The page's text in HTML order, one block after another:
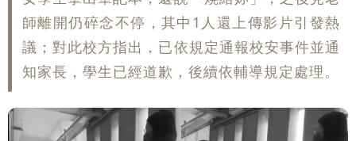
師離開仍碎念不停，其中1人還上傳影片引發熱
議；對此校方指出，已依規定通報校安事件並通
知家長，學生已經道歉，後續依輔導規定處理。